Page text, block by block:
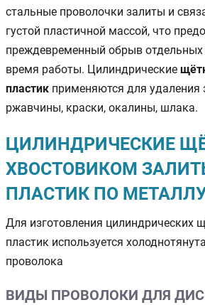
стальные проволочки залиты и
густой пластичной массой, что
преждевременный обрыв отдельных
время работы. Цилиндрические
пластик применяются для удаления
ржавчины, краски, окалины, шлака.
ЦИЛИНДРИЧЕСКИЕ
ХВОСТОВИКОМ
ПЛАСТИК ПО МЕТАЛЛУ
Для изготовления цилиндрических
пластик используется
проволока
ВИДЫ ПРОВОЛОКИ ДЛЯ